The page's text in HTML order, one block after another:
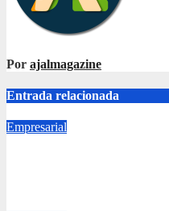
Por ajalmagazine
Entrada relacionada
Empresarial